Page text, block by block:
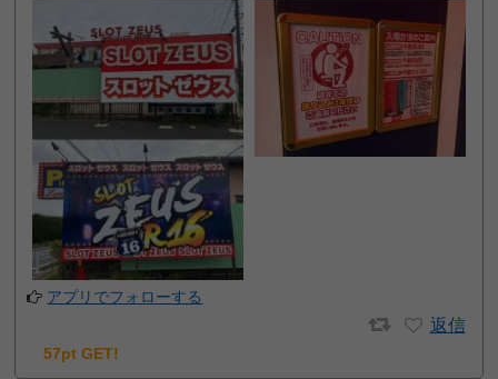
アプリでフォローする
返信
57pt GET!